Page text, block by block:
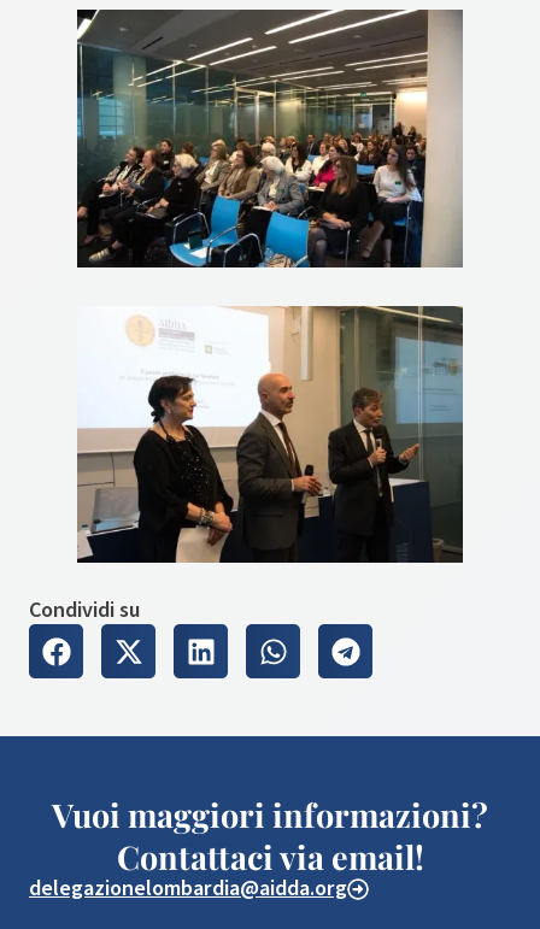
Condividi su
Vuoi maggiori informazioni?
Contattaci via email!
delegazionelombardia@aidda.org